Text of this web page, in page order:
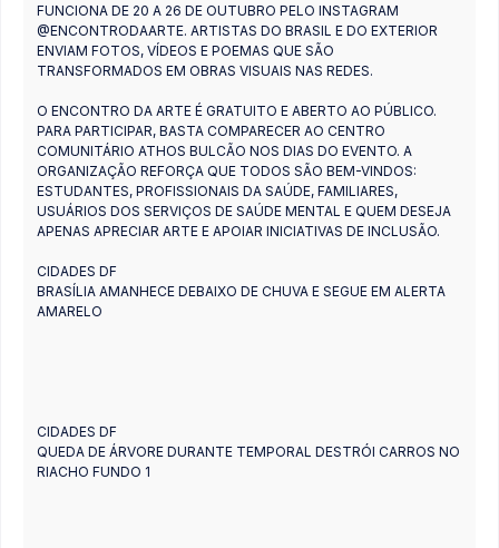
FUNCIONA DE 20 A 26 DE OUTUBRO PELO INSTAGRAM
@ENCONTRODAARTE. ARTISTAS DO BRASIL E DO EXTERIOR
ENVIAM FOTOS, VÍDEOS E POEMAS QUE SÃO
TRANSFORMADOS EM OBRAS VISUAIS NAS REDES.
O ENCONTRO DA ARTE É GRATUITO E ABERTO AO PÚBLICO.
PARA PARTICIPAR, BASTA COMPARECER AO CENTRO
COMUNITÁRIO ATHOS BULCÃO NOS DIAS DO EVENTO. A
ORGANIZAÇÃO REFORÇA QUE TODOS SÃO BEM-VINDOS:
ESTUDANTES, PROFISSIONAIS DA SAÚDE, FAMILIARES,
USUÁRIOS DOS SERVIÇOS DE SAÚDE MENTAL E QUEM DESEJA
APENAS APRECIAR ARTE E APOIAR INICIATIVAS DE INCLUSÃO.
CIDADES DF
BRASÍLIA AMANHECE DEBAIXO DE CHUVA E SEGUE EM ALERTA
AMARELO
CIDADES DF
QUEDA DE ÁRVORE DURANTE TEMPORAL DESTRÓI CARROS NO
RIACHO FUNDO 1